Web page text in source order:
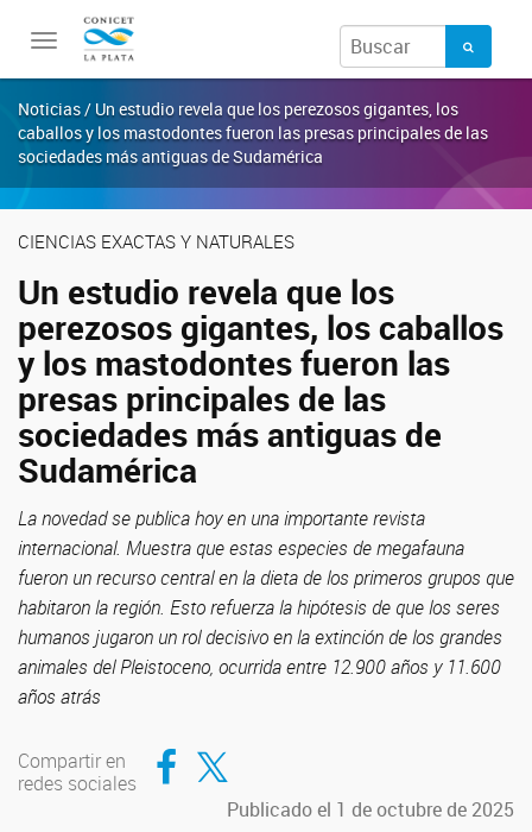
Toggle
navigation
Noticias / Un estudio revela que los perezosos gigantes, los
caballos y los mastodontes fueron las presas principales de las
sociedades más antiguas de Sudamérica
CIENCIAS EXACTAS Y NATURALES
Un estudio revela que los
perezosos gigantes, los caballos
y los mastodontes fueron las
presas principales de las
sociedades más antiguas de
Sudamérica
La novedad se publica hoy en una importante revista
internacional. Muestra que estas especies de megafauna
fueron un recurso central en la dieta de los primeros grupos que
habitaron la región. Esto refuerza la hipótesis de que los seres
humanos jugaron un rol decisivo en la extinción de los grandes
animales del Pleistoceno, ocurrida entre 12.900 años y 11.600
años atrás
Compartir en
redes sociales
Compartir en Facebook
Compartir en Twitter
Publicado el 1 de octubre de 2025